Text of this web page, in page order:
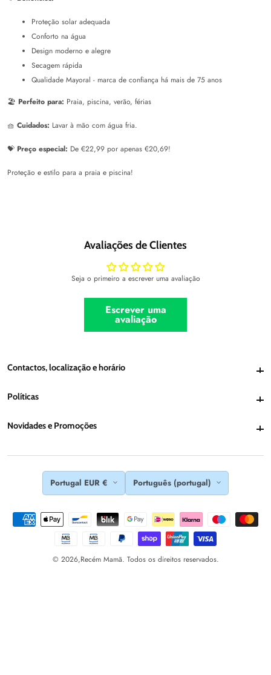
Proteção solar adequada
Conforto na água
Design moderno e alegre
Secagem rápida
Qualidade Mayoral - marca de confiança há mais de 75 anos
🏖️ Perfeito para: Praia, piscina, verão, férias
🧺 Cuidados: Lavar à mão com água fria.
💝 Preço especial: De €22,99 por apenas €20,69!
Proteção e estilo para a praia e piscina!
Avaliações de Clientes
Seja o primeiro a escrever uma avaliação
Escrever uma
avaliação
Contactos, localização e horárioContactos, localização e horário
Políticas
Novidades e PromoçõesNovidades e Promoções
Portugal EUR € Português (portugal)
© 2026,Recém Mamã. Todos os direitos reservados.